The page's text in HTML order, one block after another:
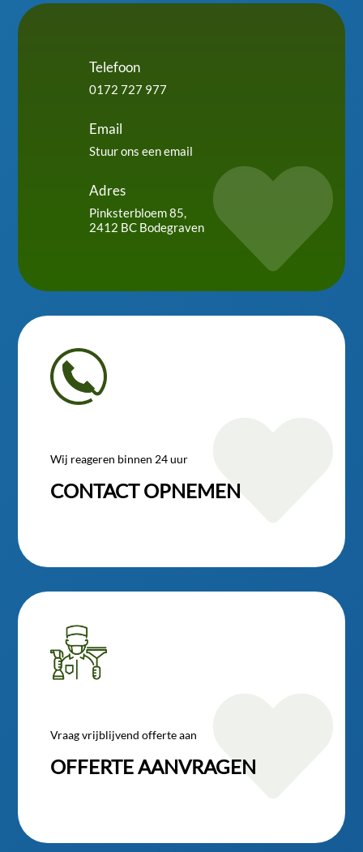
Telefoon
0172 727 977
Email
Stuur ons een email
Adres
Pinksterbloem 85,
2412 BC Bodegraven

Wij reageren binnen 24 uur
CONTACT OPNEMEN
Vraag vrijblijvend offerte aan
OFFERTE AANVRAGEN
